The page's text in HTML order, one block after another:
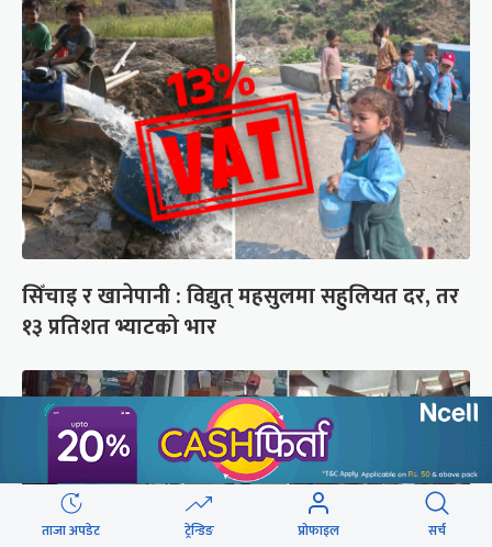
सिँचाइ र खानेपानी : विद्युत् महसुलमा सहुलियत दर, तर
१३ प्रतिशत भ्याटको भार
ताजा अपडेट ट्रेन्डिङ प्रोफाइल सर्च